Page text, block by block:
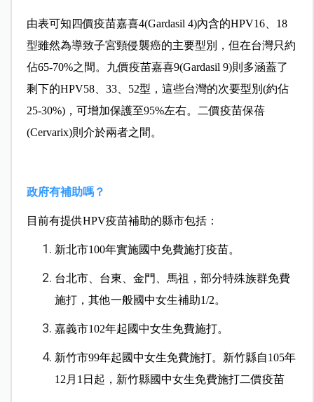
由表可知四價疫苗嘉喜4(Gardasil 4)內含的HPV16、18
型雖然為導致子宮頸侵襲癌的主要型別，但在台灣只約
佔65-70%之間。九價疫苗嘉喜9(Gardasil 9)則多涵蓋了
剩下的HPV58、33、52型，這些台灣的次要型別(約佔
25-30%)，可增加保護至95%左右。二價疫苗保蓓
(Cervarix)則介於兩者之間。
政府有補助嗎？
目前有提供HPV疫苗補助的縣市包括：
新北市100年實施國中免費施打疫苗。
台北市、台東、金門、馬祖，部分特殊族群免費
施打，其他一般國中女生補助1/2。
嘉義市102年起國中女生免費施打。
新竹市99年起國中女生免費施打。新竹縣自105年
12月1日起，新竹縣國中女生免費施打二價疫苗